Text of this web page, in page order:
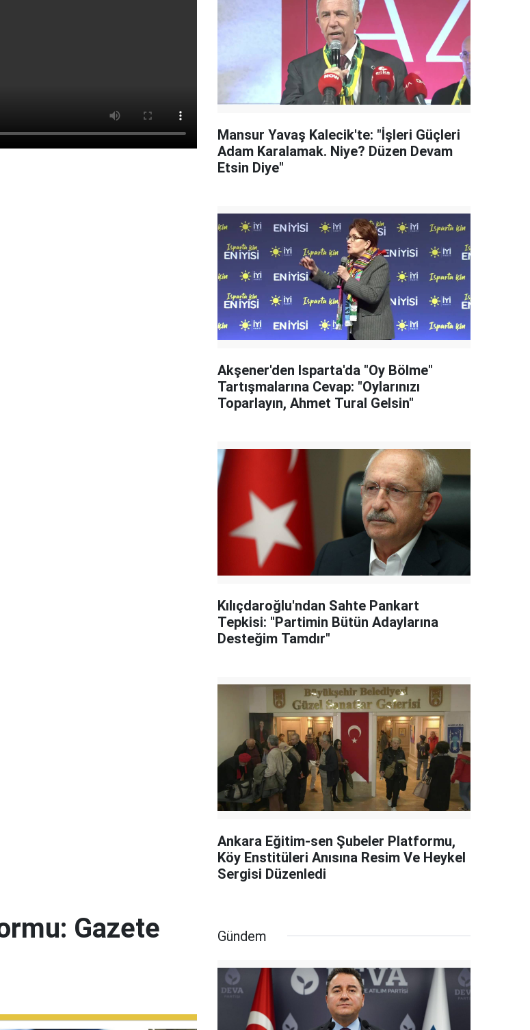
Mansur Yavaş Kalecik'te: "İşleri Güçleri
Adam Karalamak. Niye? Düzen Devam
Etsin Diye"
Akşener'den Isparta'da "Oy Bölme"
Tartışmalarına Cevap: "Oylarınızı
Toparlayın, Ahmet Tural Gelsin"
Kılıçdaroğlu'ndan Sahte Pankart
Tepkisi: "Partimin Bütün Adaylarına
Desteğim Tamdır"
Ankara Eğitim-sen Şubeler Platformu,
Köy Enstitüleri Anısına Resim Ve Heykel
Sergisi Düzenledi
Gazete
Gündem